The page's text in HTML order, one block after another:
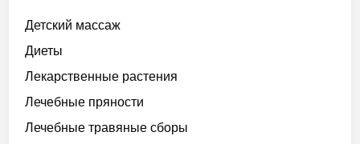
Детский массаж
Диеты
Лекарственные растения
Лечебные пряности
Лечебные травяные сборы